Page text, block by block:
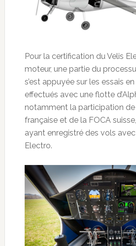
Pour la certification du Velis
moteur, une partie du
s’est appuyée sur les essais
effectués avec une flotte
notamment la participation de
française et de la FOCA
ayant enregistré des vols
Electro.